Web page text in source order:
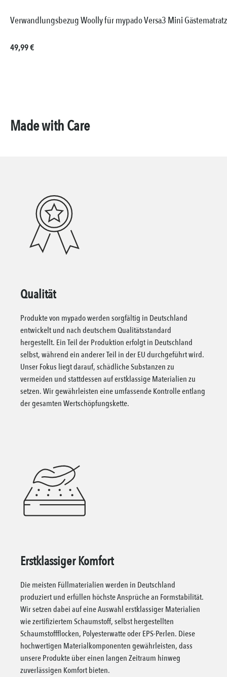
Verwandlungsbezug Woolly für mypado Versa3 Mini
Regulärer Preis:
49,99 €
Made with Care
Qualität
Produkte von mypado werden sorgfältig in Deutschland
entwickelt und nach deutschem Qualitätsstandard
hergestellt. Ein Teil der Produktion erfolgt in Deutschland
selbst, während ein anderer Teil in der EU durchgeführt wird.
Unser Fokus liegt darauf, schädliche Substanzen zu
vermeiden und stattdessen auf erstklassige Materialien zu
setzen. Wir gewährleisten eine umfassende Kontrolle entlang
der gesamten Wertschöpfungskette.
Erstklassiger Komfort
Die meisten Füllmaterialien werden in Deutschland
produziert und erfüllen höchste Ansprüche an Formstabilität.
Wir setzen dabei auf eine Auswahl erstklassiger Materialien
wie zertifiziertem Schaumstoff, selbst hergestellten
Schaumstoffflocken, Polyesterwatte oder EPS-Perlen. Diese
hochwertigen Materialkomponenten gewährleisten, dass
unsere Produkte über einen langen Zeitraum hinweg
zuverlässigen Komfort bieten.